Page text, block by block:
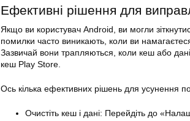
Ефективні рішення для
Якщо ви користувач Android, ви могли
помилки часто виникають, коли ви
Зазвичай вони трапляються, коли кеш або
кеш Play Store.
Ось кілька ефективних рішень для усунення
Очистіть кеш і дані: Перейдіть до